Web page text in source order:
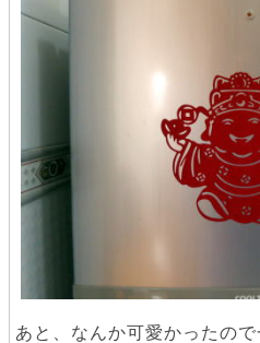
あと、なんか可愛かったの